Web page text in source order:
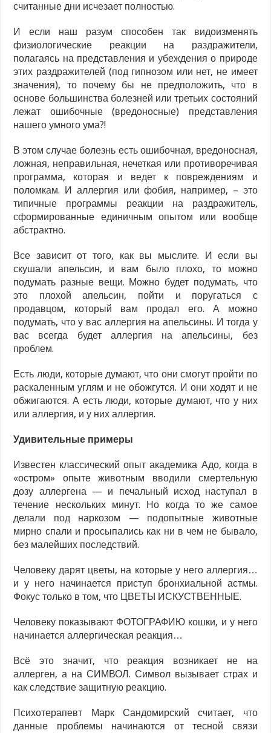
считанные дни исчезает полностью.
И если наш разум способен так видоизменять
физиологические реакции на раздражители,
полагаясь на представления и убеждения о природе
этих раздражителей (под гипнозом или нет, не имеет
значения), то почему бы не предположить, что в
основе большинства болезней или третьих состояний
лежат ошибочные (вредоносные) представления
нашего умного ума?!
В этом случае болезнь есть ошибочная, вредоносная,
ложная, неправильная, нечеткая или противоречивая
программа, которая и ведет к повреждениям и
поломкам. И аллергия или фобия, например, – это
типичные программы реакции на раздражитель,
сформированные единичным опытом или вообще
абстрактно.
Все зависит от того, как вы мыслите. И если вы
скушали апельсин, и вам было плохо, то можно
подумать разные вещи. Можно будет подумать, что
это плохой апельсин, пойти и поругаться с
продавцом, который вам продал его. А можно
подумать, что у вас аллергия на апельсины. И тогда у
вас всегда будет аллергия на апельсины, без
проблем.
Есть люди, которые думают, что они смогут пройти по
раскаленным углям и не обожгутся. И они ходят и не
обжигаются. А есть люди, которые думают, что у них
или аллергия, и у них аллергия.
Удивительные примеры
Известен классический опыт академика Адо, когда в
«остром» опыте животным вводили смертельную
дозу аллергена — и печальный исход наступал в
течение нескольких минут. Но когда то же самое
делали под наркозом — подопытные животные
мирно спали и просыпались как ни в чем не бывало,
без малейших последствий.
Человеку дарят цветы, на которые у него аллергия…
и у него начинается приступ бронхиальной астмы.
Фокус только в том, что ЦВЕТЫ ИСКУСТВЕННЫЕ.
Человеку показывают ФОТОГРАФИЮ кошки, и у него
начинается аллергическая реакция…
Всё это значит, что реакция возникает не на
аллерген, а на СИМВОЛ. Символ вызывает страх и
как следствие защитную реакцию.
Психотерапевт Марк Сандомирский считает, что
данные проблемы начинаются от тесной связи